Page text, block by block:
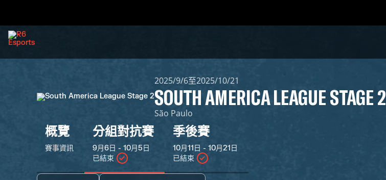
2025/9/6至2025/10/21
SOUTH AMERICA LEAGUE STAGE 2
São Paulo
概覽
賽事資訊
分組對抗賽
9月6日 - 10月5日
已結束
季後賽
10月11日 - 10月21日
已結束